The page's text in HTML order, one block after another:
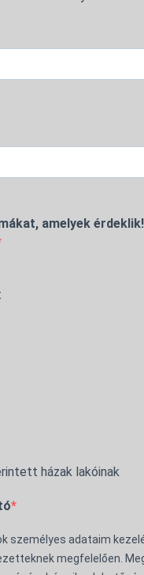
amelyek
házak lakóinak
személyes adataim
megfelelően.